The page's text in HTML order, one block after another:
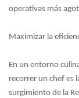
operativas más
Maximizar la
En un entorno
recorrer un chef es
surgimiento de la